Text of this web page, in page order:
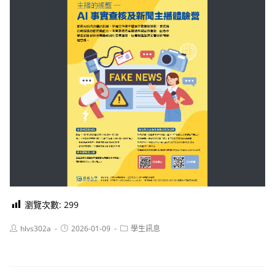
瀏覽次數: 299
Posthlvs302a
Post2026-01-09
Post學生訊息